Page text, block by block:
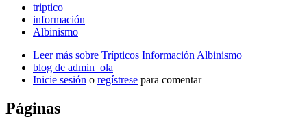
triptico
información
Albinismo
Leer más sobre Trípticos Información Albinismo
blog de admin_ola
Inicie sesión o regístrese para comentar
Páginas